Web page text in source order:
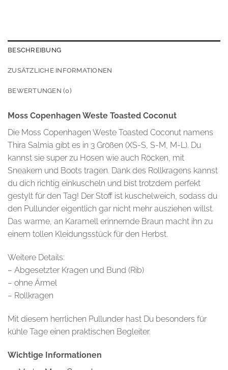
BESCHREIBUNG
ZUSÄTZLICHE INFORMATIONEN
BEWERTUNGEN (0)
Moss Copenhagen Weste Toasted Coconut
Die Moss Copenhagen Weste Toasted Coconut namens
Thira Salmia gibt es in 3 Größen (XS-S, S-M, M-L). Du
kannst sie super zu Hosen wie auch Röcken, mit
Sneakern und Boots tragen. Dank des Rollkragens kannst
du dich richtig einkuscheln und bist trotzdem perfekt
gestylt für den Tag! Der Stoff ist kuschelweich, sodass du
den Pullunder eigentlich gar nicht mehr ausziehen willst.
Das warme, an Karamell erinnernde Braun macht ihn zu
einem tollen Kleidungsstück für den Herbst.
Weitere Details:
– Abgesetzter Kragen und Bund (Rib)
– ohne Ärmel
– Rollkragen
Mit diesem herrlichen Pullunder hast Du besonders für
kühle Tage einen praktischen Begleiter.
Wichtige Informationen